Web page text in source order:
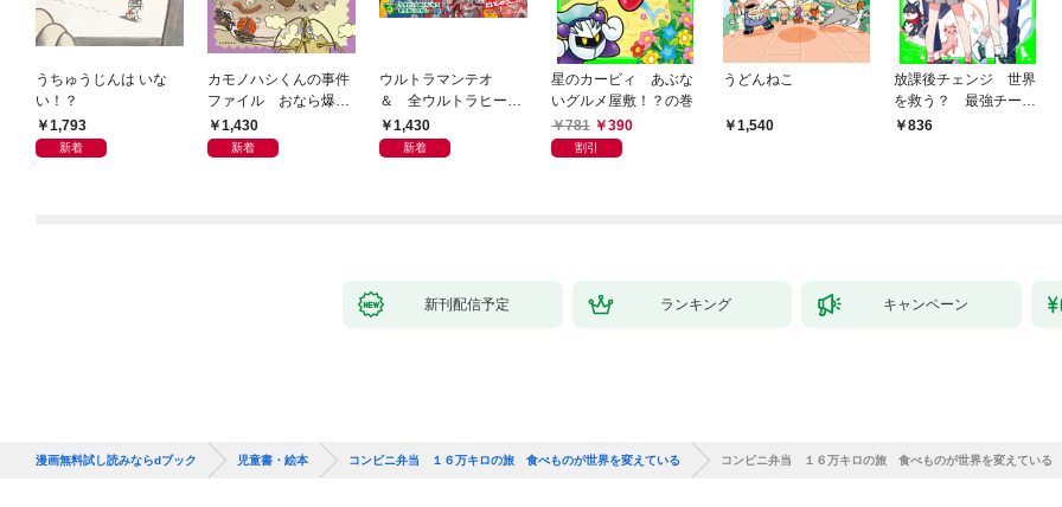
うちゅうじんは いな
い！？
1,793
新着
カモノハシくんの事件
ファイル おなら爆
弾！ 危機イッパツ編
1,430
新着
ウルトラマンテオ
＆ 全ウルトラヒーロ
ー大集合 あそべるず
かん
1,430
新着
星のカービィ あぶな
いグルメ屋敷！？の巻
781
390
割引
うどんねこ
1,540
放課後チェンジ 世界
を救う？ 最強チーム
結成！
836
新刊配信予定 ランキング キャンペーン
漫画無料試し読みならdブック 児童書・絵本 コンビニ弁当 １６万キロの旅 食べものが世界を変えている コンビニ弁当 １６万キロの旅 食べものが世界を変えている